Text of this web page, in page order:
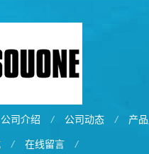
公司介绍 / 公司动态 / 产
/ 在线留言 /